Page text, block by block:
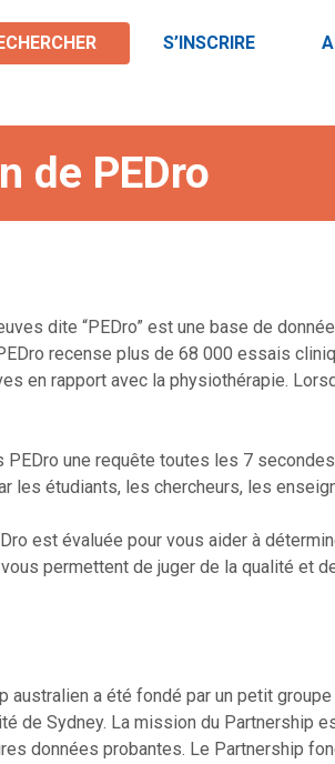
S’INSCRIRE
de PEDro
dite “PEDro” est une base de
recense plus de 68 000 essais
en rapport avec la physiothérapie.
une requête toutes les 7
étudiants, les chercheurs, les
est évaluée pour vous aider à
permettent de juger de la qualité et
australien a été fondé par un petit
de Sydney. La mission du Partnership
données probantes. Le Partnership